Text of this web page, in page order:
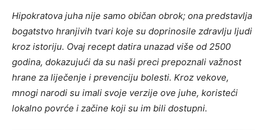
Hipokratova juha nije samo običan obrok; ona predstavlja
bogatstvo hranjivih tvari koje su doprinosile zdravlju ljudi
kroz istoriju. Ovaj recept datira unazad više od 2500
godina, dokazujući da su naši preci prepoznali važnost
hrane za liječenje i prevenciju bolesti. Kroz vekove,
mnogi narodi su imali svoje verzije ove juhe, koristeći
lokalno povrće i začine koji su im bili dostupni.